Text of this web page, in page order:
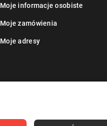
Moje informacje osobiste
Moje zamówienia
Moje adresy